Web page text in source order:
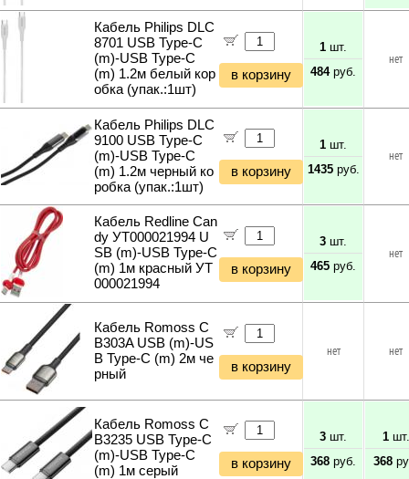
Кабель Philips DLC
8701 USB Type-C
(m)-USB Type-C
(m) 1.2м белый кор
обка (упак.:1шт)
в корзину
1 шт.
484руб.
нет
Кабель Philips DLC
9100 USB Type-C
(m)-USB Type-C
(m) 1.2м черный ко
робка (упак.:1шт)
в корзину
1 шт.
1435руб.
нет
Кабель Redline Can
dy УТ000021994 U
SB (m)-USB Type-C
(m) 1м красный УТ
000021994
в корзину
3 шт.
465 руб.
нет
Кабель Romoss C
B303A USB (m)-US
B Type-C (m) 2м че
рный
в корзину
нет нет
Кабель Romoss C
B3235 USB Type-C
(m)-USB Type-C
(m) 1м серый
в корзину
3 шт.
368 руб.
1шт.
368